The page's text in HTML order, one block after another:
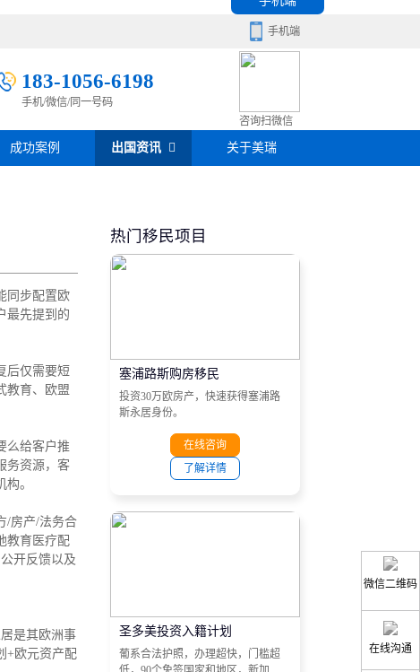
手机端
183-1056-6198
手机/微信/同一号码
咨询扫微信
在线咨询
成功案例 出国资讯
房产知识
移民问答
关于美瑞
同步配置欧
最先提到的
后仅需要短
教育、欧盟
么给客户推
务资源，客
。
/房产/法务合
教育医疗配
开反馈以及
是其欧洲事
+欧元资产配
热门移民项目
塞浦路斯购房移民
投资30万欧房产，快速获得塞浦路
斯永居身份。
在线咨询
了解详情
圣多美投资入籍计划
葡系合法护照，办理超快，门槛超
微信二维码
在线沟通